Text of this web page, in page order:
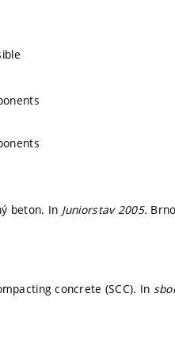
beton. In Juniorstav 2005.
concrete (SCC). In